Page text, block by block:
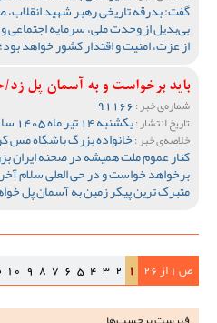
گفت: بدرقه تاریخی رهبر شهید
بی‌بدیل از وحدت ملی، سرمایه
از عزت، امنیت و اقتدار کشور خواهد بود؛
باید برخواست و به آسمان پل
شماره‌ی خبر :
تاریخ انتشار :یکشنبه 14 تیر ماه 1405 ساعت 10:16
خلاصه‌ی خبر :خانواده بزرگ باشگاه مس
کنار عموم ملت همیشه در صحنه ایران
برخواهد خواست و در حی العلی سلام
متبرک ترین پیکر زمین به آسمان پل
ص 1 از 26 1
2
3
4
5
6
7
8
9
10